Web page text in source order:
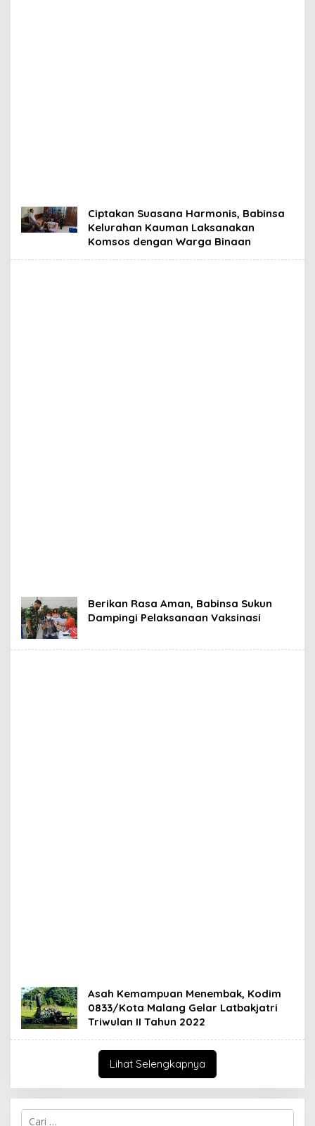
Ciptakan Suasana Harmonis, Babinsa
Kelurahan Kauman Laksanakan
Komsos dengan Warga Binaan
Berikan Rasa Aman, Babinsa Sukun
Dampingi Pelaksanaan Vaksinasi
Asah Kemampuan Menembak, Kodim
0833/Kota Malang Gelar Latbakjatri
Triwulan II Tahun 2022
Lihat Selengkapnya
C